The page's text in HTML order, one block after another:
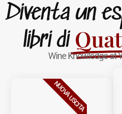
Diventa un
libri di
Wine Knowledge at
NUOVA USCITA